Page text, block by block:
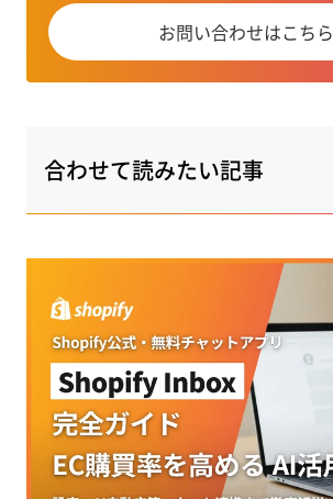
お問い合わせはこちら
合わせて読みたい記事